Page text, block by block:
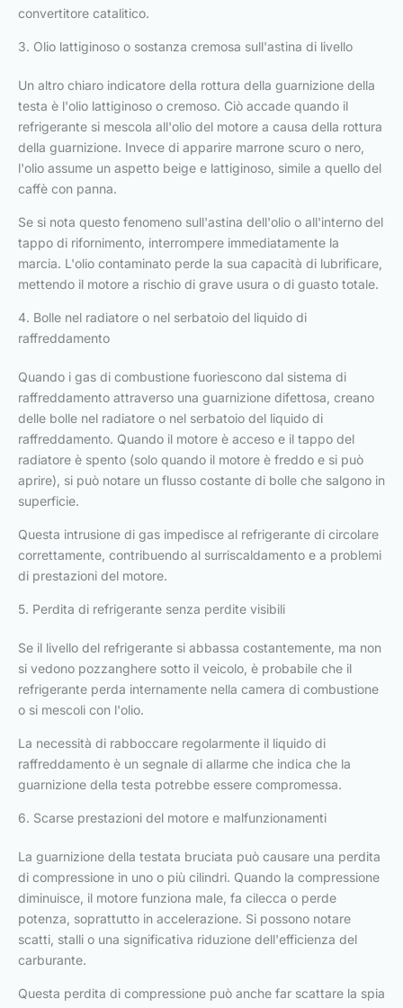
convertitore catalitico.
3. Olio lattiginoso o sostanza cremosa sull'astina di livello
Un altro chiaro indicatore della rottura della guarnizione della
testa è l'olio lattiginoso o cremoso. Ciò accade quando il
refrigerante si mescola all'olio del motore a causa della rottura
della guarnizione. Invece di apparire marrone scuro o nero,
l'olio assume un aspetto beige e lattiginoso, simile a quello del
caffè con panna.
Se si nota questo fenomeno sull'astina dell'olio o all'interno del
tappo di rifornimento, interrompere immediatamente la
marcia. L'olio contaminato perde la sua capacità di lubrificare,
mettendo il motore a rischio di grave usura o di guasto totale.
4. Bolle nel radiatore o nel serbatoio del liquido di
raffreddamento
Quando i gas di combustione fuoriescono dal sistema di
raffreddamento attraverso una guarnizione difettosa, creano
delle bolle nel radiatore o nel serbatoio del liquido di
raffreddamento. Quando il motore è acceso e il tappo del
radiatore è spento (solo quando il motore è freddo e si può
aprire), si può notare un flusso costante di bolle che salgono in
superficie.
Questa intrusione di gas impedisce al refrigerante di circolare
correttamente, contribuendo al surriscaldamento e a problemi
di prestazioni del motore.
5. Perdita di refrigerante senza perdite visibili
Se il livello del refrigerante si abbassa costantemente, ma non
si vedono pozzanghere sotto il veicolo, è probabile che il
refrigerante perda internamente nella camera di combustione
o si mescoli con l'olio.
La necessità di rabboccare regolarmente il liquido di
raffreddamento è un segnale di allarme che indica che la
guarnizione della testa potrebbe essere compromessa.
6. Scarse prestazioni del motore e malfunzionamenti
La guarnizione della testata bruciata può causare una perdita
di compressione in uno o più cilindri. Quando la compressione
diminuisce, il motore funziona male, fa cilecca o perde
potenza, soprattutto in accelerazione. Si possono notare
scatti, stalli o una significativa riduzione dell'efficienza del
carburante.
Questa perdita di compressione può anche far scattare la spia